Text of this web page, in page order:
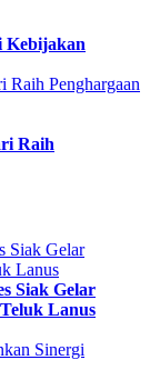
Kebijakan
Raih
Siak Gelar
Lanus